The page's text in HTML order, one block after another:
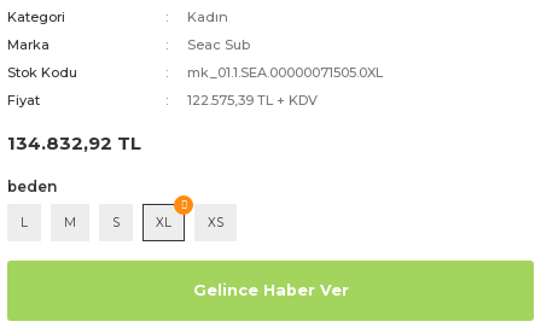
Kategori
Kadın
Marka
Seac Sub
Stok Kodu
mk_01.1.SEA.00000071505.0XL
Fiyat
122.575,39 TL + KDV
134.832,92 TL
beden
L M S XL XS
Gelince Haber Ver